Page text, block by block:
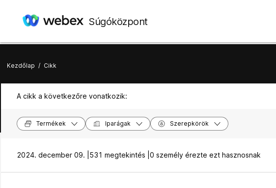
Súgóközpont
Kezdőlap / Cikk
A cikk a következőre vonatkozik:
Termékek Iparágak Szerepkörök
2024. december 09. | 531 megtekintés | 0 személy érezte ezt hasznosnak